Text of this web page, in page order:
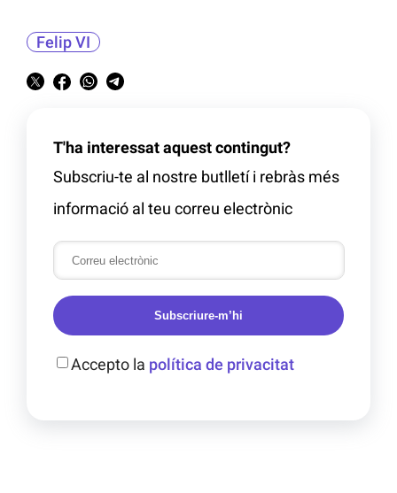
Felip VI
T'ha interessat aquest contingut?
Subscriu-te al nostre butlletí i rebràs més
informació al teu correu electrònic
Subscriure-m’hi
Accepto la política de privacitat